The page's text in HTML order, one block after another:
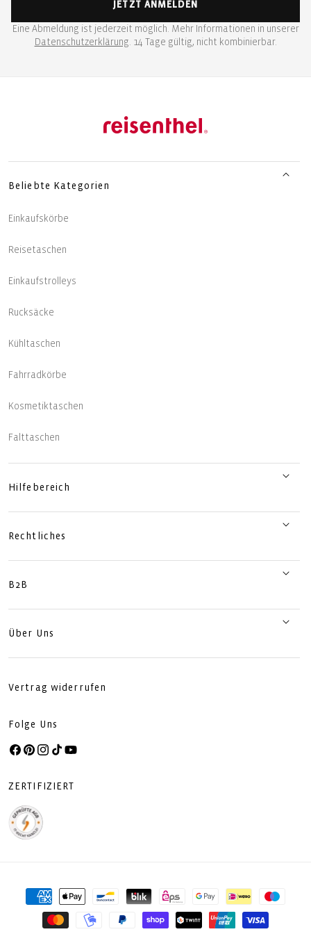
JETZT ANMELDEN
Eine Abmeldung ist jederzeit möglich. Mehr Informationen in unserer
Datenschutzerklärung . 14 Tage gültig, nicht kombinierbar.
Beliebte Kategorien
Einkaufskörbe
Reisetaschen
Einkaufstrolleys
Rucksäcke
Kühltaschen
Fahrradkörbe
Kosmetiktaschen
Falttaschen
Hilfebereich
Rechtliches
B2B
Über Uns
Vertrag widerrufen
Folge Uns
Facebook
Pinterest
Instagram
TikTokYouTube
ZERTIFIZIERT
Zahlungsmethoden